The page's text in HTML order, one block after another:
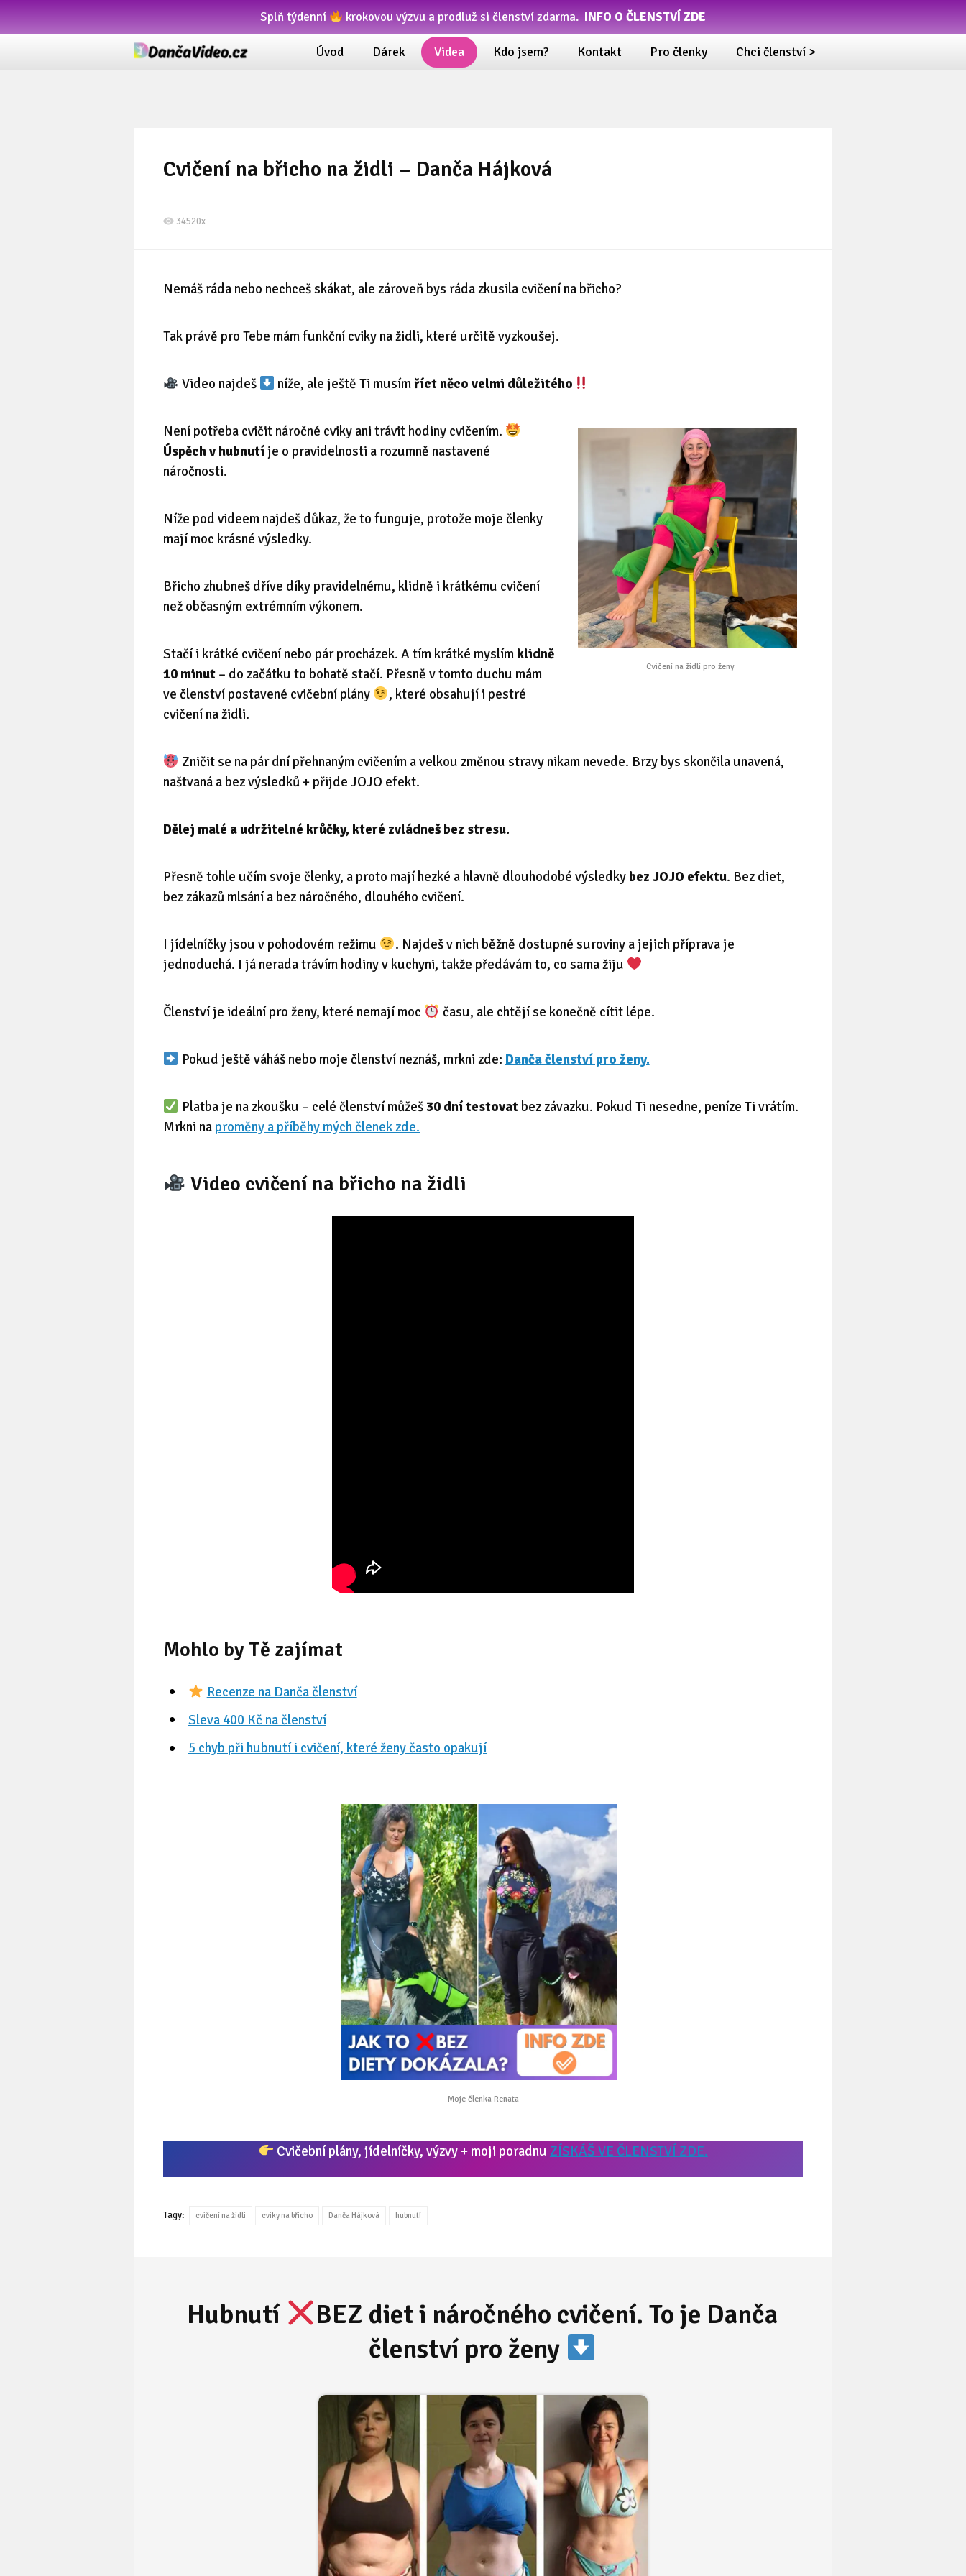
Splň týdenní krokovou výzvu a prodluž si členství zdarma. INFO O ČLENSTVÍ ZDE
Úvod Dárek Videa Kdo jsem? Kontakt Pro členky Chci členství >
Cvičení na břicho na židli – Danča Hájková
34520x
Nemáš ráda nebo nechceš skákat, ale zároveň bys ráda zkusila cvičení na břicho?
Tak právě pro Tebe mám funkční cviky na židli, které určitě vyzkoušej.
Video najdeš níže, ale ještě Ti musímříct něco velmi důležitého
Cvičení na židli pro ženy
Není potřeba cvičit náročné cviky ani trávit hodiny cvičením.
Úspěch v hubnutíje o pravidelnosti a rozumně nastavené
náročnosti.
Níže pod videem najdeš důkaz, že to funguje, protože moje členky
mají moc krásné výsledky.
Břicho zhubneš dříve díky pravidelnému, klidně i krátkému cvičení
než občasným extrémním výkonem.
Stačí i krátké cvičení nebo pár procházek. A tím krátké myslím klidně
10 minut – do začátku to bohatě stačí. Přesně v tomto duchu mám
ve členství postavené cvičební plány
, které obsahují i pestré
cvičení na židli.
Zničit se na pár dní přehnaným cvičením a velkou změnou stravy nikam nevede. Brzy bys skončila unavená,
naštvaná a bez výsledků + přijde JOJO efekt.
Dělej malé a udržitelné krůčky, které zvládneš bez stresu.
Přesně tohle učím svoje členky, a proto mají hezké a hlavně dlouhodobé výsledky bez JOJO efektu. Bez diet,
bez zákazů mlsání a bez náročného, dlouhého cvičení.
I jídelníčky jsou v pohodovém režimu
. Najdeš v nich běžně dostupné suroviny a jejich příprava je
jednoduchá. I já nerada trávím hodiny v kuchyni, takže předávám to, co sama žiju
Členství je ideální pro ženy, které nemají moc času, ale chtějí se konečně cítit lépe.
Pokud ještě váháš nebo moje členství neznáš, mrkni zde: Danča členství pro ženy.
Platba je na zkoušku – celé členství můžeš30 dní testovatbez závazku. Pokud Ti nesedne, peníze Ti vrátím.
Mrkni na proměny a příběhy mých členek zde.
Video cvičení na břicho na židli
Mohlo by Tě zajímat
Recenze na Danča členství
Sleva 400 Kč na členství
5 chyb při hubnutí i cvičení, které ženy často opakují
Moje členka Renata
Cvičební plány, jídelníčky, výzvy + moji poradnu ZÍSKÁŠ VE ČLENSTVÍ ZDE.
Tagy: cvičení na židli cviky na břicho Danča Hájková hubnutí
Hubnutí
BEZ diet i náročného cvičení. To je Danča
členství pro ženy